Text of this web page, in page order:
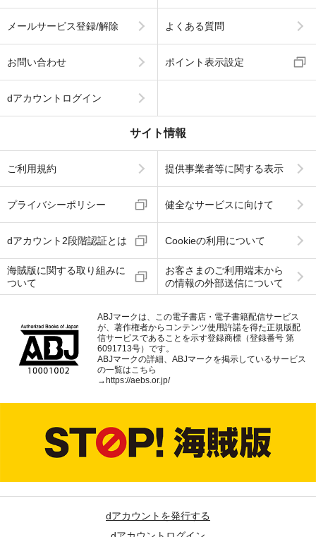
メールサービス登録/解除 よくある質問
お問い合わせ ポイント表示設定
dアカウントログイン
サイト情報
ご利用規約 提供事業者等に関する表示
プライバシーポリシー 健全なサービスに向けて
dアカウント2段階認証とは Cookieの利用について
海賊版に関する取り組みに
ついて
お客さまのご利用端末から
の情報の外部送信について
ABJマークは、この電子書店・電子書籍配信サービス
が、著作権者からコンテンツ使用許諾を得た正規版配
信サービスであることを示す登録商標（登録番号 第
6091713号）です。
ABJマークの詳細、ABJマークを掲示しているサービス
の一覧はこちら
→ https://aebs.or.jp/
dアカウントを発行する